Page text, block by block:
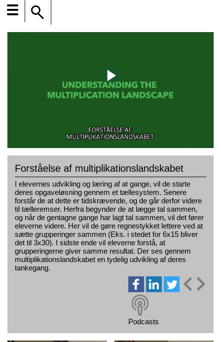
☰
Forståelse af multiplikationslandskabet
I elevernes udvikling og læring af at gange, vil de starte
deres opgaveløsning gennem et tællesystem. Senere
forstår de at dette er tidskrævende, og de går derfor videre
til tælleremser. Herfra begynder de at lægge tal sammen,
og når de gentagne gange har lagt tal sammen, vil det fører
eleverne videre. Her vil de gøre regnestykket lettere ved at
sætte grupperinger sammen (Eks. i stedet for 6x15 bliver
det til 3x30). I sidste ende vil eleverne forstå, at
grupperingerne giver samme resultat. Der ses gennem
multiplikationslandskabet en tydelig udvikling af deres
tankegang.
Podcasts